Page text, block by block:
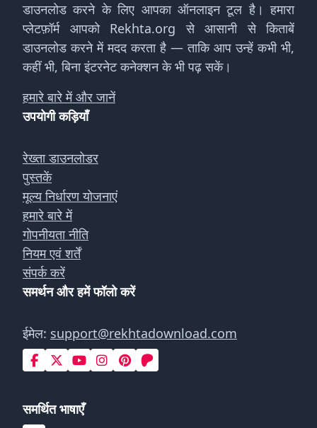
डाउनलोड करने के लिए आपका ऑनलाइन टूल है। हमारा
प्लेटफ़ॉर्म आपको Rekhta.org से आसानी से किताबें
डाउनलोड करने में मदद करता है — ताकि आप उन्हें कभी भी,
कहीं भी, बिना इंटरनेट कनेक्शन के भी पढ़ सकें।
हमारे बारे में और जानें
उपयोगी कड़ियाँ
रेख्ता डाउनलोडर
पुस्तकें
मूल्य निर्धारण योजनाएं
हमारे बारे में
गोपनीयता नीति
नियम एवं शर्तें
संपर्क करें
समर्थन और हमें फॉलो करें
ईमेल: support@rekhtadownload.com
समर्थित भाषाएँ